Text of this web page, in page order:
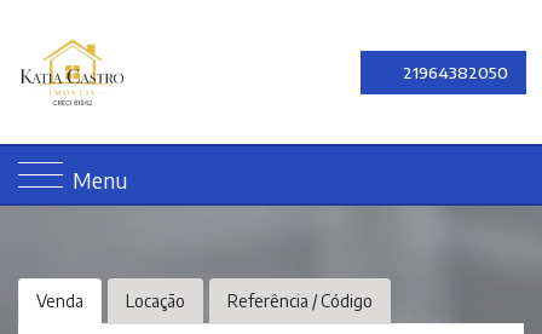
21964382050
Menu
Venda Locação Referência / Código